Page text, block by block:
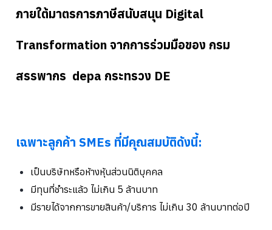
ภายใต้มาตรการภาษีสนับสนุน Digital
Transformation จากการร่วมมือของ กรม
สรรพากร depa กระทรวง DE
เฉพาะลูกค้า SMEs ที่มีคุณสมบัติดังนี้:
เป็นบริษัทหรือห้างหุ้นส่วนนิติบุคคล
มีทุนที่ชำระแล้ว ไม่เกิน 5 ล้านบาท
มีรายได้จากการขายสินค้า/บริการ ไม่เกิน 30 ล้านบาทต่อปี